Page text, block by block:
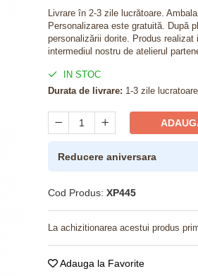
Livrare în 2-3 zile lucrătoare.
Personalizarea este gratuită. După
personalizării dorite. Produs
intermediul nostru de atelierul
IN STOC
Durata de livrare: 1-3 zile lucratoare
Reducere aniversara
Cod Produs: XP445
La achizitionarea acestui produs
Adauga la Favorite